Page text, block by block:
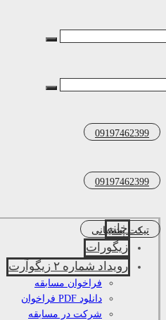
09197462399
09197462399
تیکت پشتیبانی
خانه
زیگورات
رویداد شماره ۲ زیگوآرت
فراخوان مسابقه
دانلود PDF فراخوان
شرکت در مسابقه